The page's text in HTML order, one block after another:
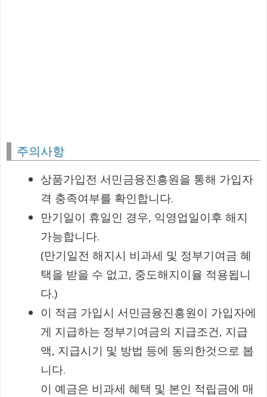
주의사항
상품가입전 서민금융진흥원을 통해 가입자
격 충족여부를 확인합니다.
만기일이 휴일인 경우, 익영업일이후 해지
가능합니다.
(만기일전 해지시 비과세 및 정부기여금 혜
택을 받을 수 없고, 중도해지이율 적용됩니
다.)
이 적금 가입시 서민금융진흥원이 가입자에
게 지급하는 정부기여금의 지급조건, 지급
액, 지급시기 및 방법 등에 동의한것으로 봅
니다.
이 예금은 비과세 혜택 및 본인 적립금에 매